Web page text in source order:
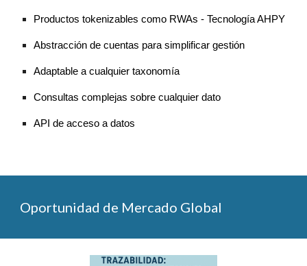
Productos tokenizables como RWAs - Tecnología AHPY
Abstracción de cuentas para simplificar gestión
Adaptable a cualquier taxonomía
Consultas complejas sobre cualquier dato
API de acceso a datos
Oportunidad de Mercado Global